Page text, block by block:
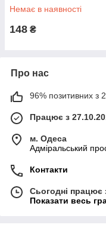
Немає в наявності
148 ₴
Про нас
96% позитивних з
Працює з
м. Одеса
Адміральський
Контакти
Сьогодні працює
Показати весь